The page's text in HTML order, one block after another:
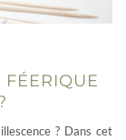
? Dans cet